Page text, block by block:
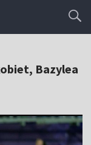
Bazylea